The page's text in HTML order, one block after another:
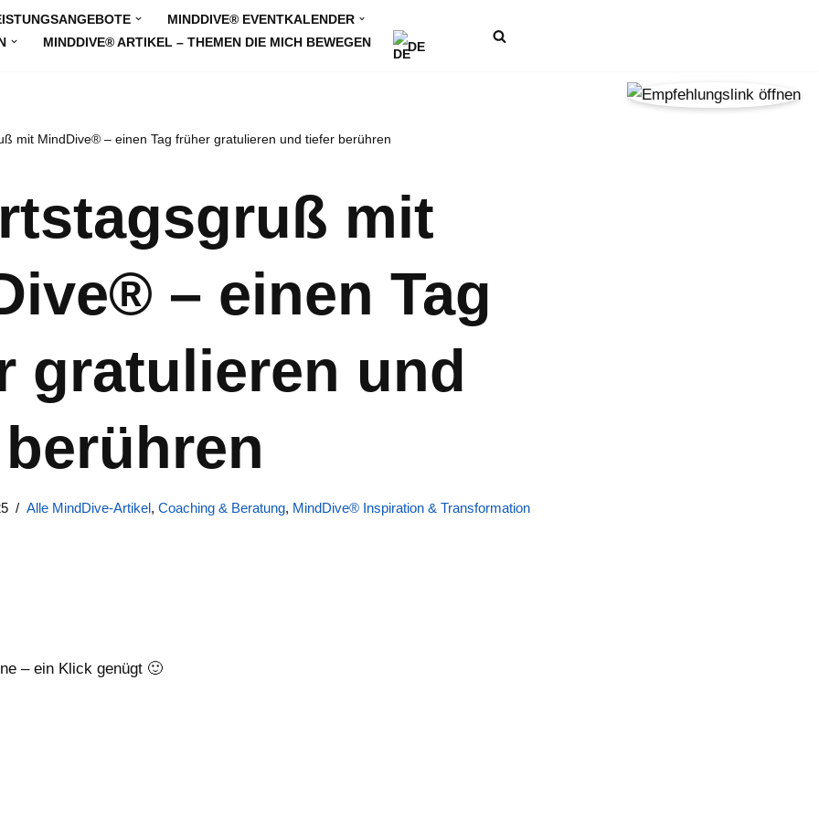
MINDDIVE® EVENTKALENDER
MINDDIVE® ARTIKEL – THEMEN DIE MICH BEWEGEN DE
mit MindDive® – einen Tag früher gratulieren und tiefer berühren
mit
– einen Tag
gratulieren und
Alle MindDive-Artikel, Coaching & Beratung, MindDive® Inspiration & Transformation
– ein Klick genügt 🙂